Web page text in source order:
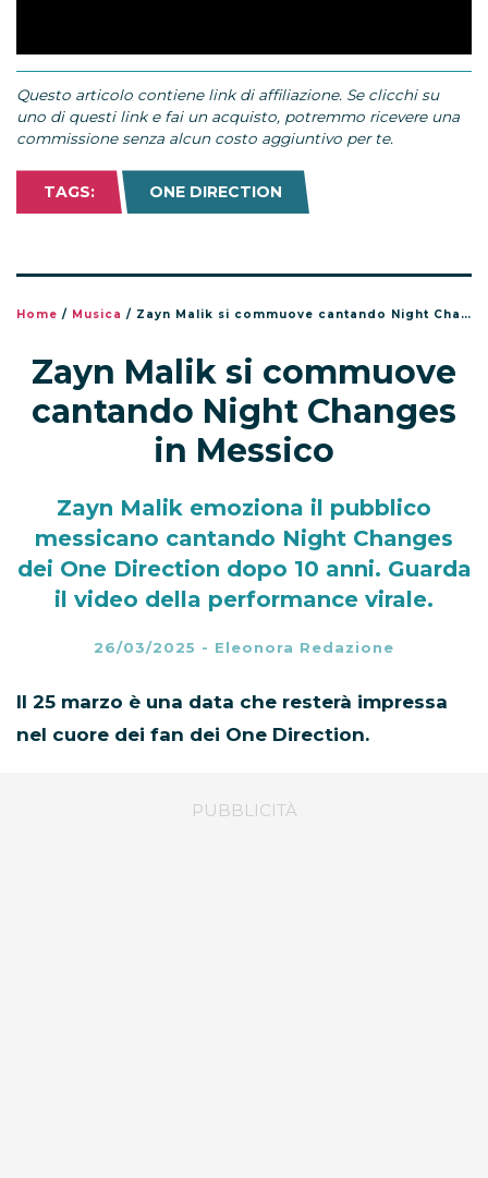
Questo articolo contiene link di affiliazione. Se clicchi su
uno di questi link e fai un acquisto, potremmo ricevere una
commissione senza alcun costo aggiuntivo per te.
TAGS: ONE DIRECTION
Home / Musica / Zayn Malik si commuove cantando Night Changes in Messico
Zayn Malik si commuove
cantando Night Changes
in Messico
Zayn Malik emoziona il pubblico
messicano cantando Night Changes
dei One Direction dopo 10 anni. Guarda
il video della performance virale.
26/03/2025 - Eleonora Redazione
Il 25 marzo è una data che resterà impressa
nel cuore dei fan dei One Direction.